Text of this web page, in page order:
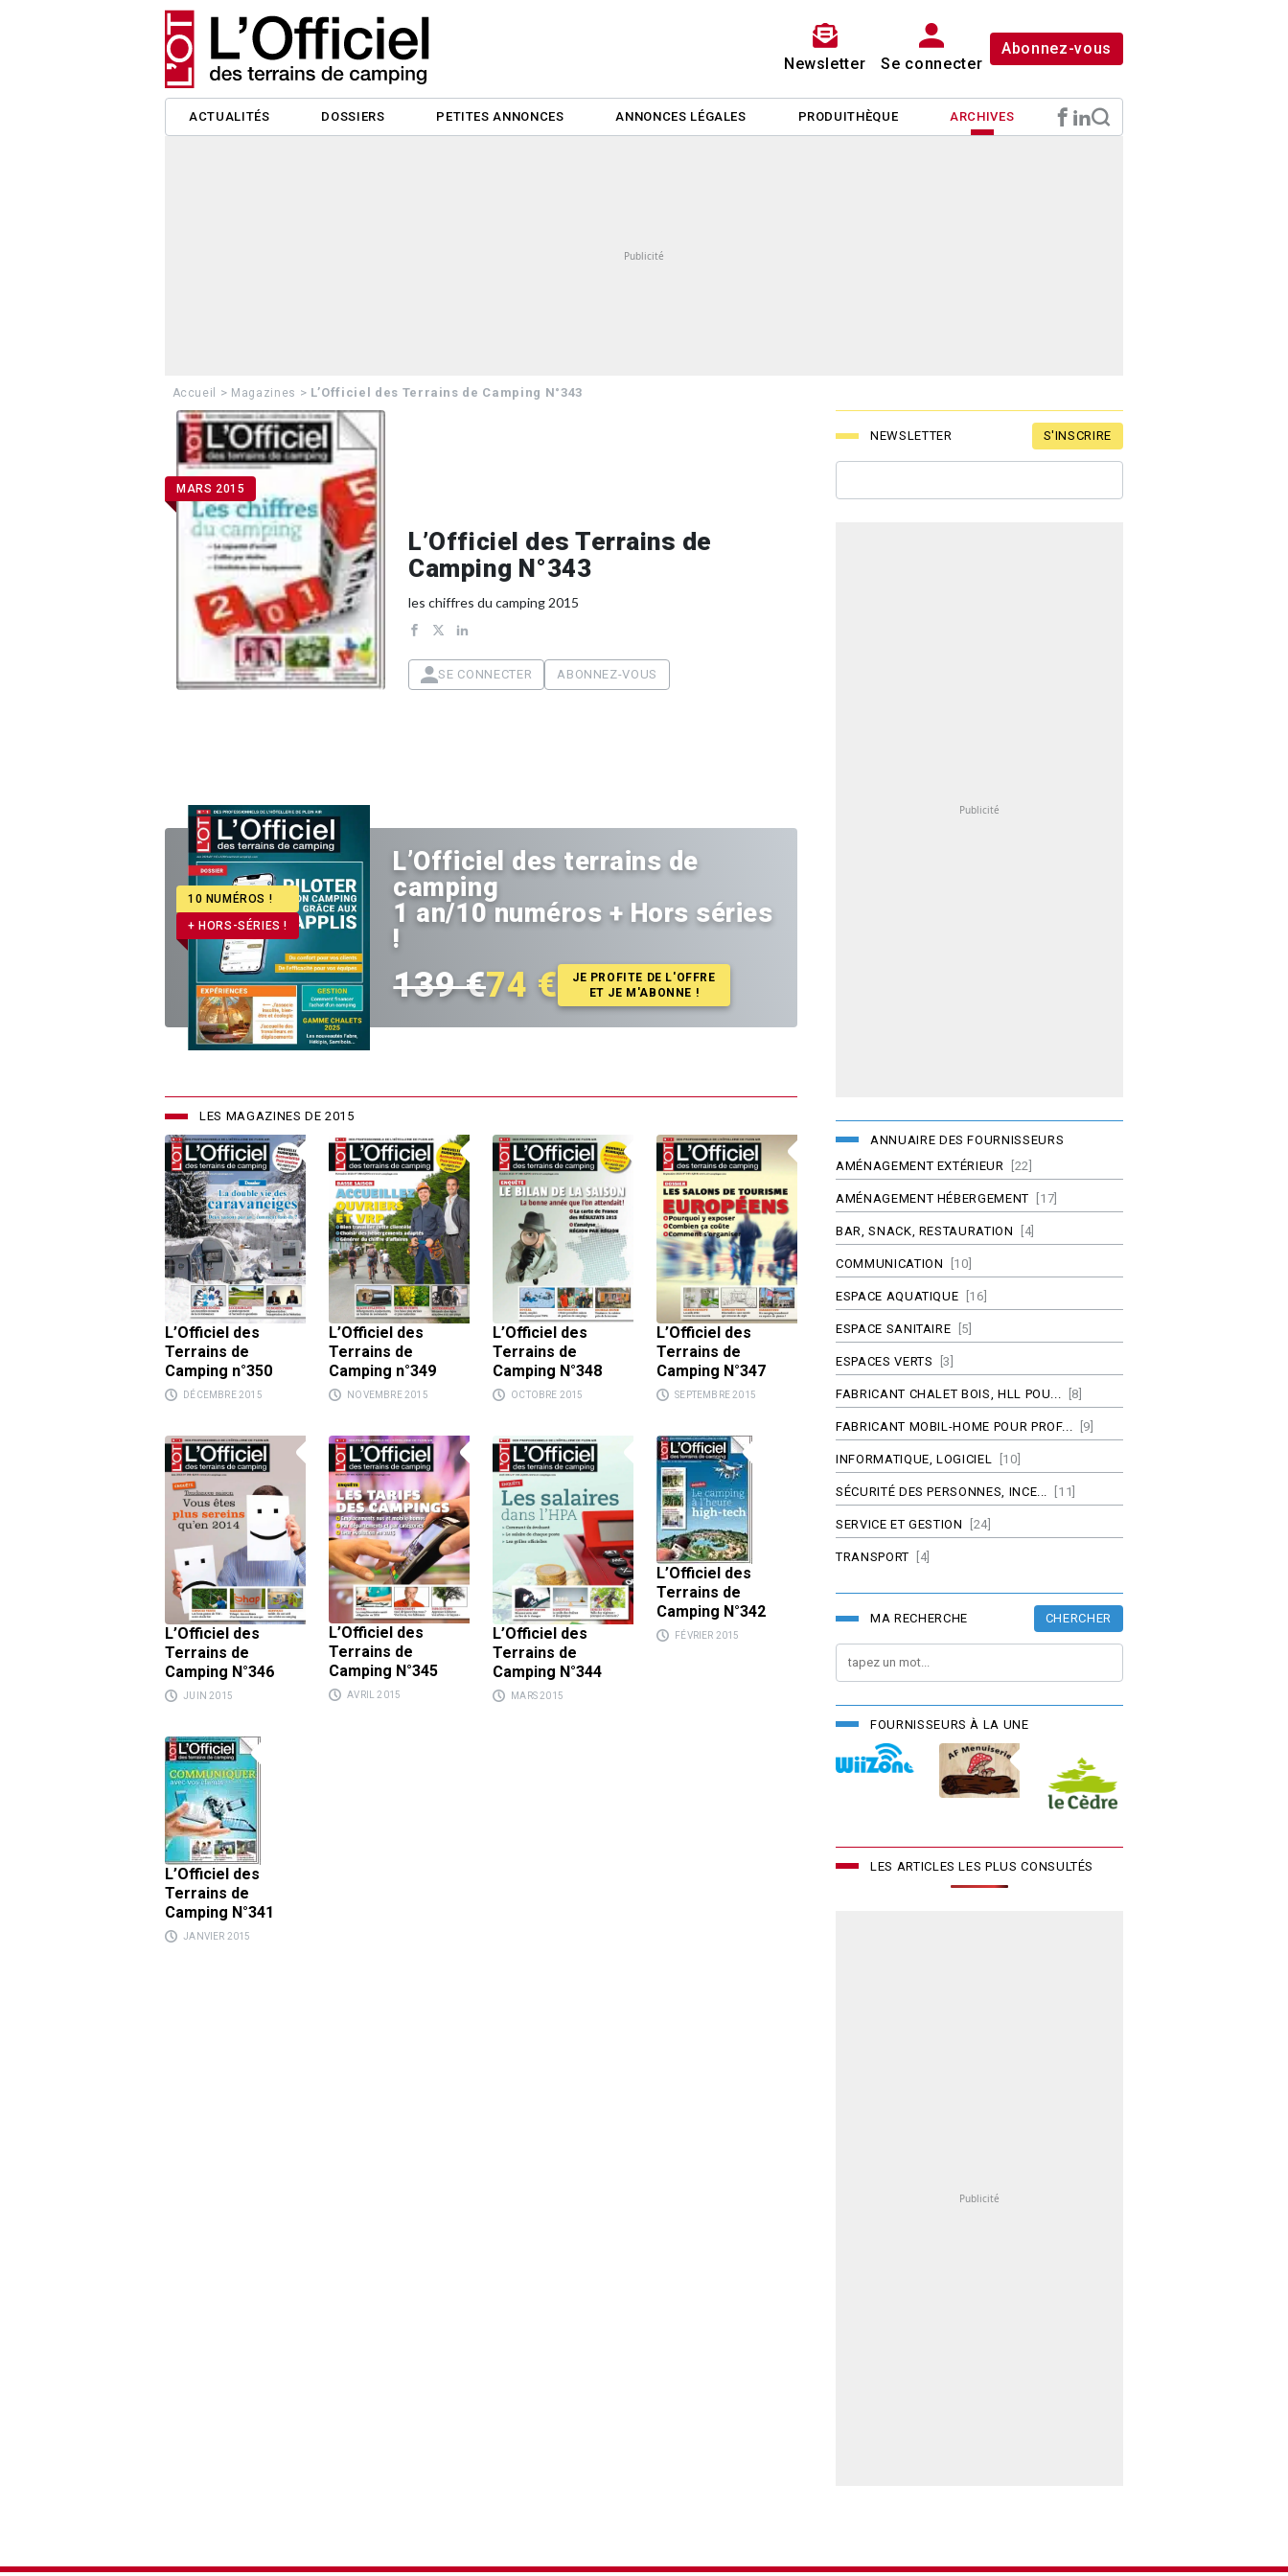
Newsletter Se connecter
Abonnez-vous
ACTUALITÉS DOSSIERS PETITES ANNONCES ANNONCES LÉGALES PRODUITHÈQUE ARCHIVES
Accueil > Magazines > L’Officiel des Terrains de Camping N°343
MARS 2015
L’Officiel des Terrains de
Camping N°343
les chiffres du camping 2015
SE CONNECTER ABONNEZ-VOUS
10 NUMÉROS !
+ HORS-SÉRIES !
L’Officiel des terrains de
camping
1 an/10 numéros + Hors séries
!
139 €74 €
JE PROFITE DE L'OFFRE
ET JE M'ABONNE !
LES MAGAZINES DE 2015
L’Officiel des
Terrains de
Camping n°350
DÉCEMBRE 2015
L’Officiel des
Terrains de
Camping n°349
NOVEMBRE 2015
L’Officiel des
Terrains de
Camping N°348
OCTOBRE 2015
L’Officiel des
Terrains de
Camping N°347
SEPTEMBRE 2015
L’Officiel des
Terrains de
Camping N°346
JUIN 2015
L’Officiel des
Terrains de
Camping N°345
AVRIL 2015
L’Officiel des
Terrains de
Camping N°344
MARS 2015
L’Officiel des
Terrains de
Camping N°342
FÉVRIER 2015
L’Officiel des
Terrains de
Camping N°341
JANVIER 2015
NEWSLETTER S'INSCRIRE
ANNUAIRE DES FOURNISSEURS
AMÉNAGEMENT EXTÉRIEUR
[22]
AMÉNAGEMENT HÉBERGEMENT [17]
BAR, SNACK, RESTAURATION [4]
COMMUNICATION [10]
ESPACE AQUATIQUE [16]
ESPACE SANITAIRE [5]
ESPACES VERTS [3]
FABRICANT CHALET BOIS, HLL POU... [8]
FABRICANT MOBIL-HOME POUR PROF... [9]
INFORMATIQUE, LOGICIEL [10]
SÉCURITÉ DES PERSONNES, INCE... [11]
SERVICE ET GESTION [24]
TRANSPORT [4]
MA RECHERCHE CHERCHER
FOURNISSEURS À LA UNE
LES ARTICLES LES PLUS CONSULTÉS